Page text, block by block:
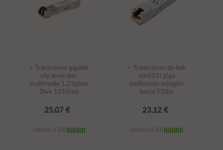
÷ Transceiver gigabit
sfp level one
multimodo 1.25gbps
2km 1310nm
25,07 €
Stocks (+10)
÷ Transceiver tp-link
sm331t giga
multimodo minigbic
hasta 550m
23,12 €
Stocks (+10)